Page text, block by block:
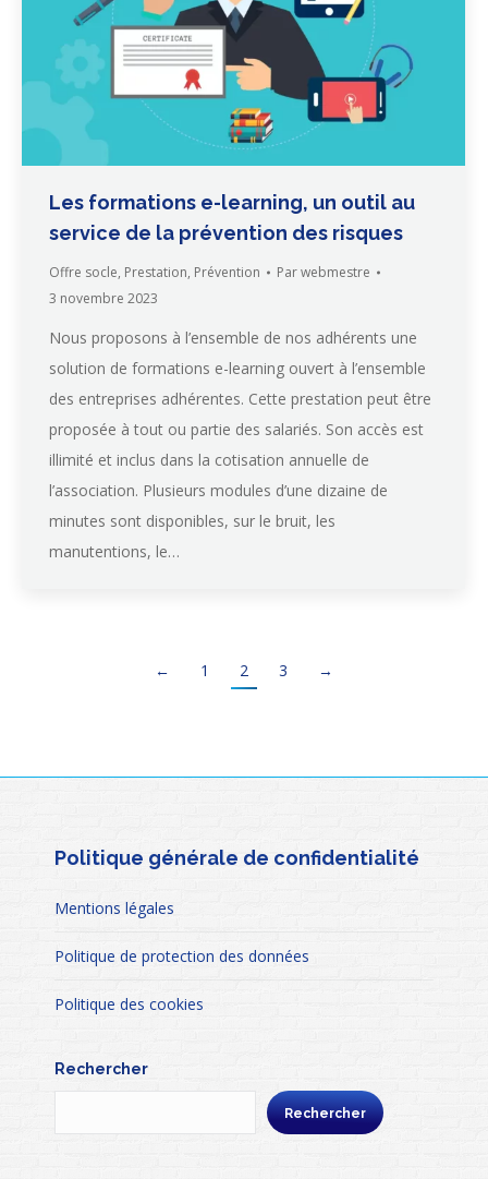
Les formations e-learning, un outil au
service de la prévention des risques
Offre socle, Prestation, Prévention Parwebmestre
3 novembre 2023
Nous proposons à l’ensemble de nos adhérents une
solution de formations e-learning ouvert à l’ensemble
des entreprises adhérentes. Cette prestation peut être
proposée à tout ou partie des salariés. Son accès est
illimité et inclus dans la cotisation annuelle de
l’association. Plusieurs modules d’une dizaine de
minutes sont disponibles, sur le bruit, les
manutentions, le…
← 1 2 3 →
Politique générale de confidentialité
Mentions légales
Politique de protection des données
Politique des cookies
Rechercher
Rechercher